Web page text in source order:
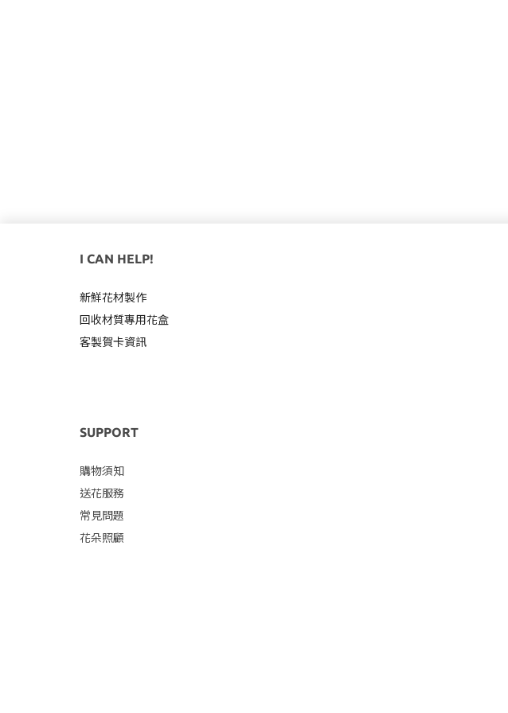
I CAN HELP!
新鮮花材製作
回收材質專用花盒
客製賀卡資訊
SUPPORT
購物須知
送花服務
常見問題
花朵照顧